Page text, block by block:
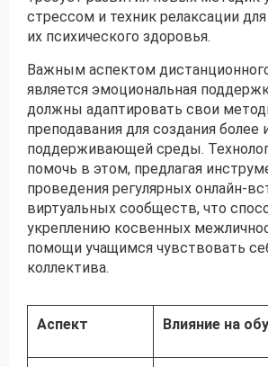
стрессом и техник релаксации
их психического здоровья.
Важным аспектом
является эмоциональная
должны адаптировать свои
преподавания для создания
поддерживающей среды.
помочь в этом, предлагая
проведения регулярных онлайн-
виртуальных сообществ, что
укреплению косвенных
помощи учащимся чувствовать
коллектива.
Аспект Влияние на